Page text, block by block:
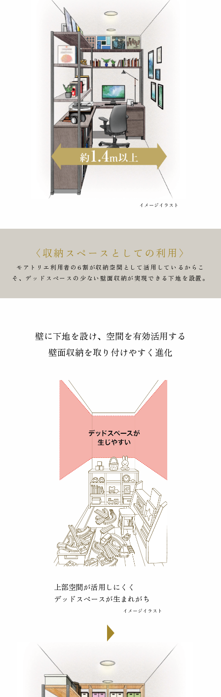
〈収納スペースとしての利用〉
モアトリエ利用者の6割が収納空間として活用しているからこ
そ、デッドスペースの少ない壁面収納が実現できる下地を設置。
壁に下地を設け、空間を有効活用する
壁面収納を取り付けやすく進化
上部空間が活用しにくく
デッドスペースが生まれがち